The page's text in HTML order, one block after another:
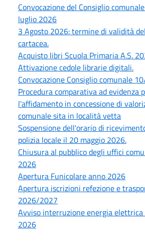
Convocazione del Consiglio
luglio 2026
3 Agosto 2026: termine di validità
cartacea.
Acquisto libri Scuola Primaria A.S.
Attivazione cedole librarie digitali.
Convocazione Consiglio comunale
Procedura comparativa ad evidenza
l'affidamento in concessione di
comunale sita in località vetta
Sospensione dell'orario di
polizia locale il 20 maggio 2026.
Chiusura al pubblico degli uffici
2026
Apertura Funicolare anno 2026
Apertura iscrizioni refezione e
2026/2027
Avviso interruzione energia elettrica
2026